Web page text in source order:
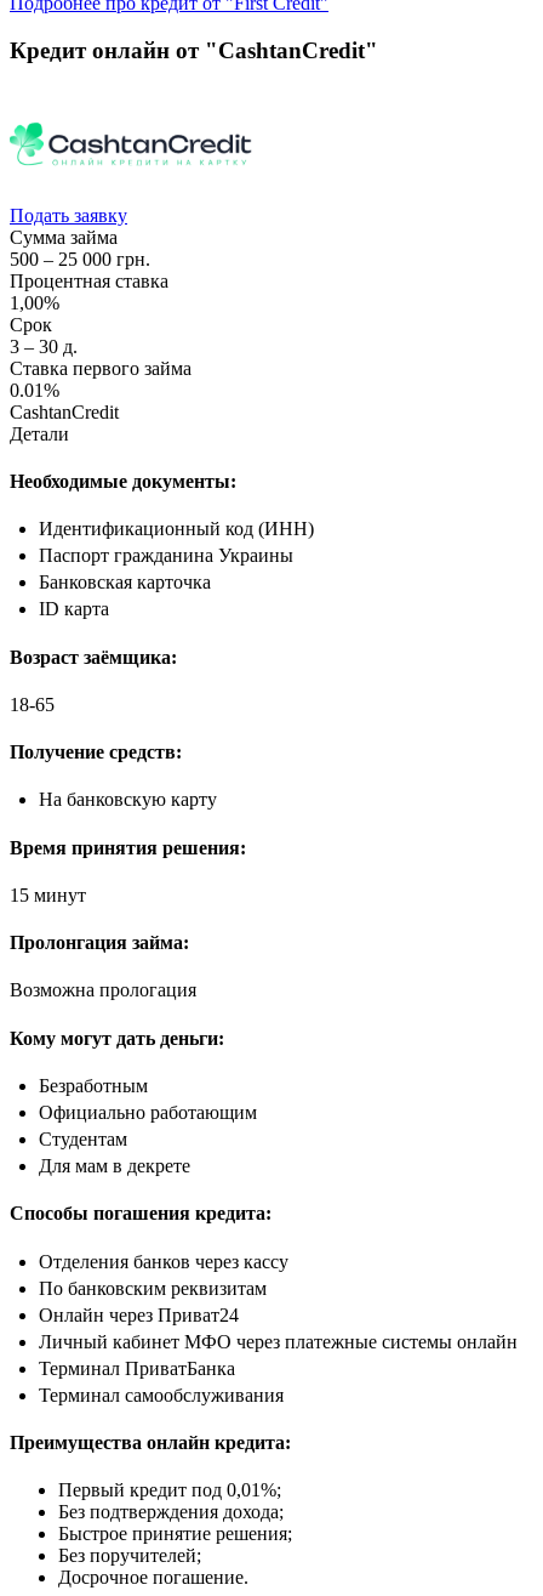
Кредит онлайн от "CashtanCredit"
Подать заявку
Сумма займа
500 – 25 000 грн.
Процентная ставка
1,00%
Срок
3 – 30 д.
Ставка первого займа
0.01%
CashtanCredit
Детали
Необходимые документы:
Идентификационный код (ИНН)
Паспорт гражданина Украины
Банковская карточка
ID карта
Возраст заёмщика:
18-65
Получение средств:
На банковскую карту
Время принятия решения:
15 минут
Пролонгация займа:
Возможна прологация
Кому могут дать деньги:
Безработным
Официально работающим
Студентам
Для мам в декрете
Способы погашения кредита:
Отделения банков через кассу
По банковским реквизитам
Онлайн через Приват24
Личный кабинет МФО через платежные системы онлайн
Терминал ПриватБанка
Терминал самообслуживания
Преимущества онлайн кредита:
Первый кредит под 0,01%;
Без подтверждения дохода;
Быстрое принятие решения;
Без поручителей;
Досрочное погашение.